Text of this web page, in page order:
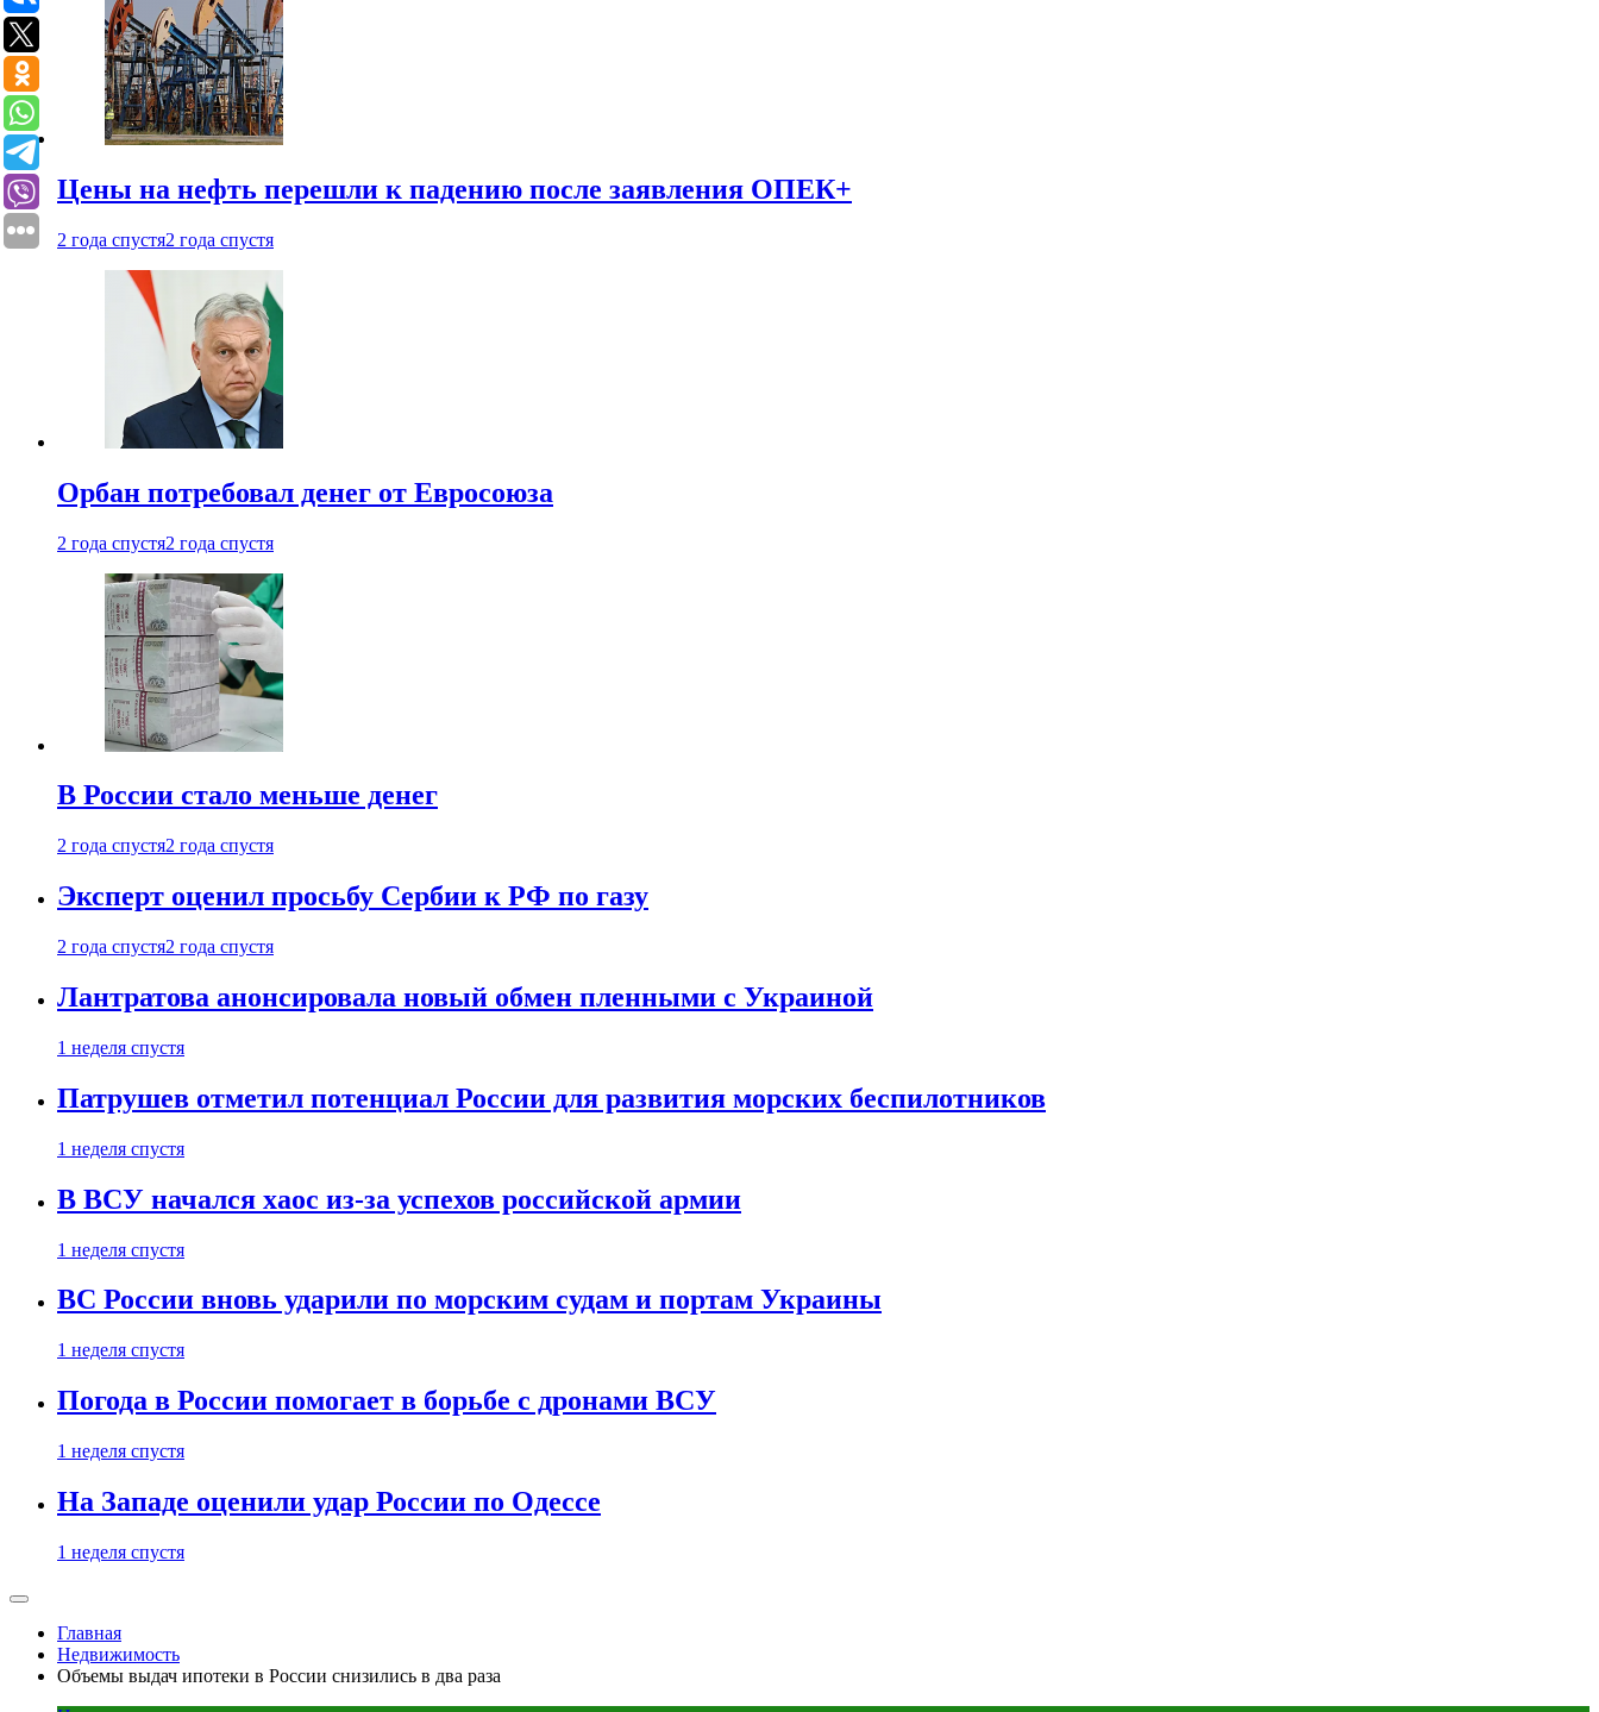
Цены на нефть перешли к падению после заявления ОПЕК+
2 года спустя2 года спустя
Орбан потребовал денег от Евросоюза
2 года спустя2 года спустя
В России стало меньше денег
2 года спустя2 года спустя
Эксперт оценил просьбу Сербии к РФ по газу
2 года спустя2 года спустя
Лантратова анонсировала новый обмен пленными с Украиной
1 неделя спустя
Патрушев отметил потенциал России для развития морских беспилотников
1 неделя спустя
В ВСУ начался хаос из-за успехов российской армии
1 неделя спустя
ВС России вновь ударили по морским судам и портам Украины
1 неделя спустя
Погода в России помогает в борьбе с дронами ВСУ
1 неделя спустя
На Западе оценили удар России по Одессе
1 неделя спустя
Главная
Недвижимость
Объемы выдач ипотеки в России снизились в два раза